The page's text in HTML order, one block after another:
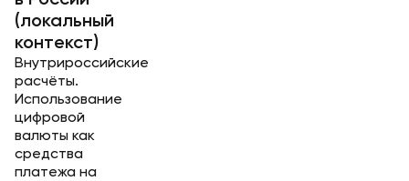
(локальный
контекст)
Внутрироссийские
расчёты.
Использование
цифровой
валюты как
средства
платежа на